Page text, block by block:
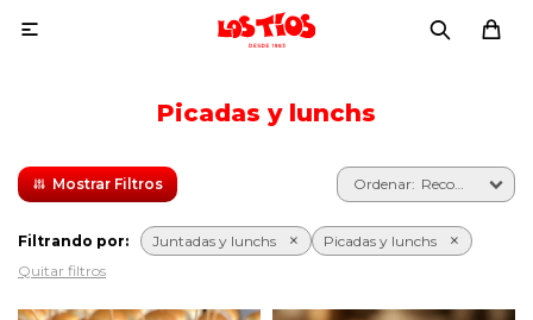

Picadas y lunchs
Recomendados
Filtrando por: Juntadas y lunchs
Picadas y lunchs
Quitar filtros